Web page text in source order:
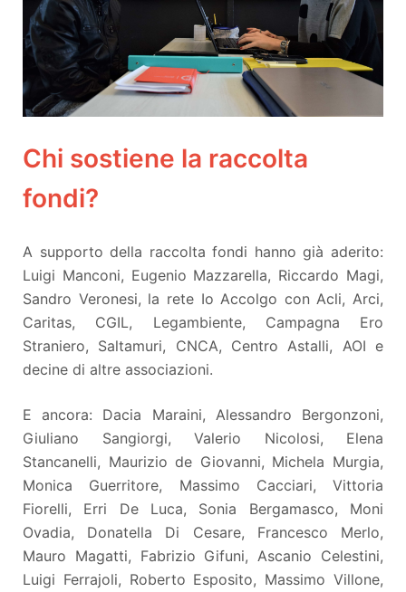
Chi sostiene la raccolta
fondi?
A supporto della raccolta fondi hanno già aderito:
Luigi Manconi, Eugenio Mazzarella, Riccardo Magi,
Sandro Veronesi, la rete Io Accolgo con Acli, Arci,
Caritas, CGIL, Legambiente, Campagna Ero
Straniero, Saltamuri, CNCA, Centro Astalli, AOI e
decine di altre associazioni.
E ancora: Dacia Maraini, Alessandro Bergonzoni,
Giuliano Sangiorgi, Valerio Nicolosi, Elena
Stancanelli, Maurizio de Giovanni, Michela Murgia,
Monica Guerritore, Massimo Cacciari, Vittoria
Fiorelli, Erri De Luca, Sonia Bergamasco, Moni
Ovadia, Donatella Di Cesare, Francesco Merlo,
Mauro Magatti, Fabrizio Gifuni, Ascanio Celestini,
Luigi Ferrajoli, Roberto Esposito, Massimo Villone,